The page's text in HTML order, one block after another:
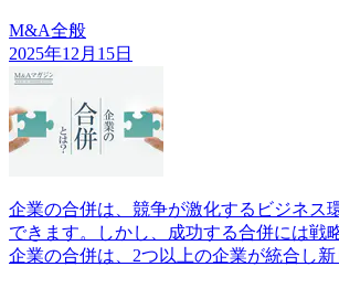
M&A全般
2025年12月15日
企業の合併は、競争が激化するビジネス
できます。しかし、成功する合併には戦
企業の合併は、2つ以上の企業が統合し